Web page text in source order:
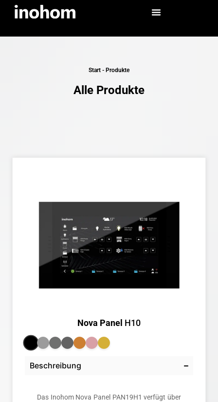
Start - Produkte
Alle Produkte
Nova Panel H10
Beschreibung
Das Inohom Nova Panel PAN19H1 verfügt über